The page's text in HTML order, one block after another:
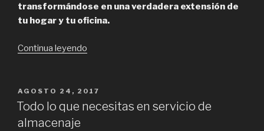
transformándose en una verdadera extensión de
tu hogar y tu oficina.
Continua leyendo
en
arriendo
POSTED
ON
AGOSTO 24, 2017
Todo lo que necesitas en servicio de
almacenaje